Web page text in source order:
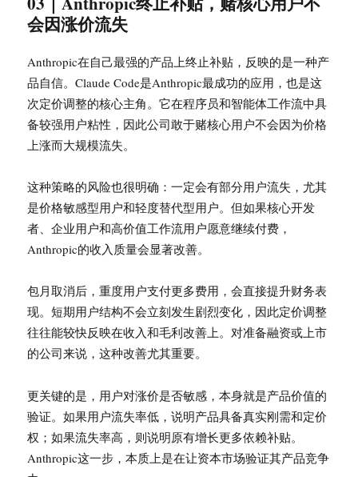
会因涨价流失
Anthropic在自己最强的产品上终止补贴，反映的是一种产
品自信。Claude Code是Anthropic最成功的应用，也是这
次定价调整的核心主角。它在程序员和智能体工作流中具
备较强用户粘性，因此公司敢于赌核心用户不会因为价格
上涨而大规模流失。
这种策略的风险也很明确：一定会有部分用户流失，尤其
是价格敏感型用户和轻度替代型用户。但如果核心开发
者、企业用户和高价值工作流用户愿意继续付费，
Anthropic的收入质量会显著改善。
包月取消后，重度用户支付更多费用，会直接提升财务表
现。短期用户结构不会立刻发生剧烈变化，因此定价调整
往往能较快反映在收入和毛利改善上。对准备融资或上市
的公司来说，这种改善尤其重要。
更关键的是，用户对涨价是否敏感，本身就是产品价值的
验证。如果用户流失率低，说明产品具备真实刚需和定价
权；如果流失率高，则说明原有增长更多依赖补贴。
Anthropic这一步，本质上是在让资本市场验证其产品竞争